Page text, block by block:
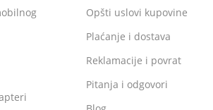
Opšti uslovi kupovine
Plaćanje i dostava
Reklamacije i povrat
Pitanja i odgovori